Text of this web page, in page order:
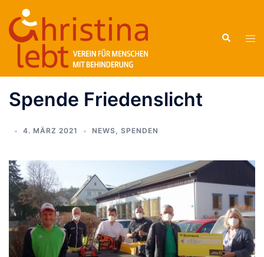
Inhalt
springen
Suche
Spende Friedenslicht
4. MÄRZ 2021 NEWS, SPENDEN